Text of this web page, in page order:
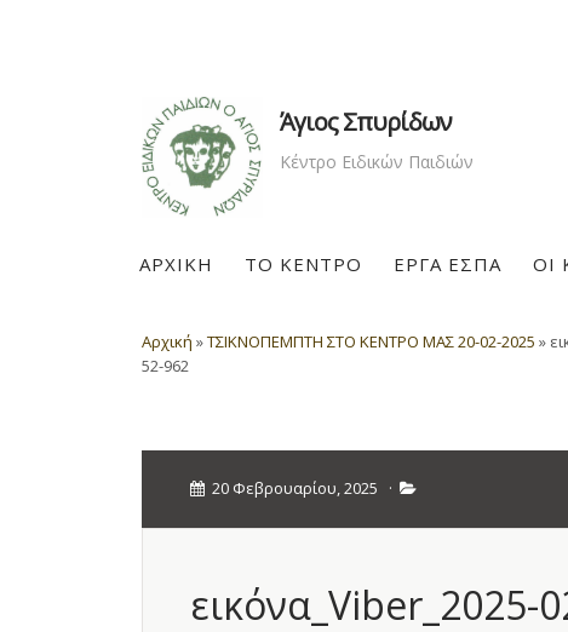
Άγιος Σπυρίδων
Κέντρο Ειδικών Παιδιών
ΑΡΧΙΚΗ ΤΟ ΚΕΝΤΡΟ ΕΡΓΑ ΕΣΠΑ ΟΙ
Αρχική »ΤΣΙΚΝΟΠΕΜΠΤΗ ΣΤΟ ΚΕΝΤΡΟ ΜΑΣ 20-02-2025 »
52-962
20 Φεβρουαρίου, 2025 ·
εικόνα_Viber_2025-